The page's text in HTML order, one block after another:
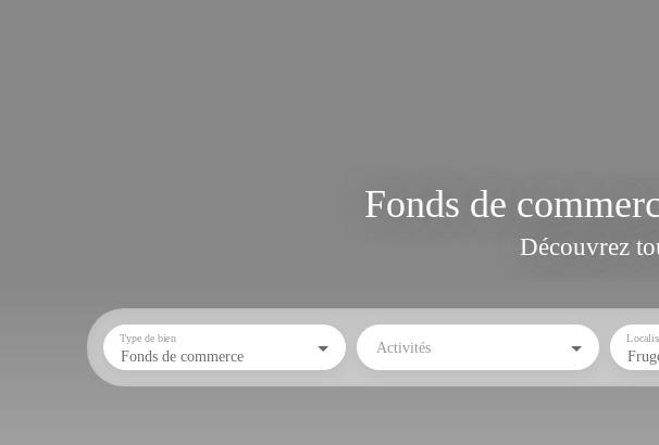
Fonds de
Découvrez
Fonds de commerce
Type de bien
Activités